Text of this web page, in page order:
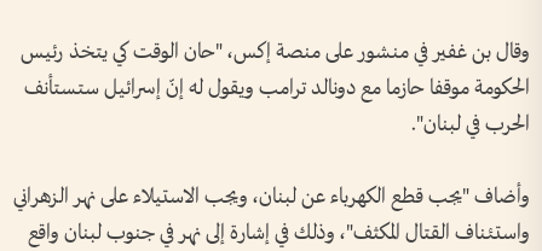
وقال بن غفير في منشور على منصة إكس، "حان الوقت كي يتخذ رئيس
الحكومة موقفا حازما مع دونالد ترامب ويقول له إنّ إسرائيل ستستأنف
الحرب في لبنان".
وأضاف "يجب قطع الكهرباء عن لبنان، ويجب الاستيلاء على نهر الزهراني
واستئناف القتال المكثف"، وذلك في إشارة إلى نهر في جنوب لبنان واقع